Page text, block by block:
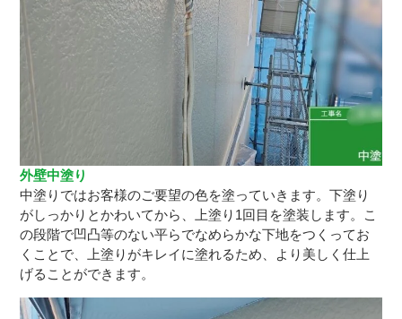
外壁中塗り
中塗りではお客様のご要望の色を塗っていきます。下塗り
がしっかりとかわいてから、上塗り1回目を塗装します。こ
の段階で凹凸等のない平らでなめらかな下地をつくってお
くことで、上塗りがキレイに塗れるため、より美しく仕上
げることができます。